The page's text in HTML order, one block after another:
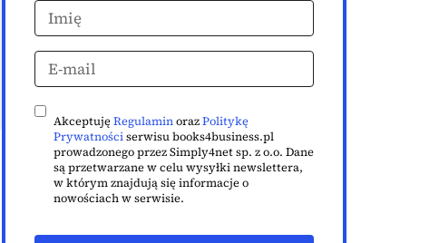
AkceptujęRegulaminorazPolitykę
Prywatnościserwisu books4business.pl
prowadzonego przez Simply4net sp. z o.o. Dane
są przetwarzane w celu wysyłki newslettera,
w którym znajdują się informacje o
nowościach w serwisie.